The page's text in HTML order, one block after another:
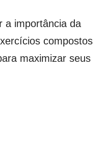
a importância da
compostos
maximizar seus